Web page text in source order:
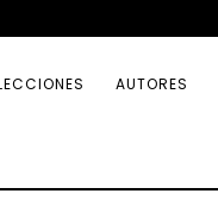
AUTORES